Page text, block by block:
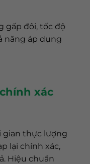
gấp đôi, tốc độ
năng áp dụng
xác
gian thực lượng
lại chính xác,
Hiệu chuẩn